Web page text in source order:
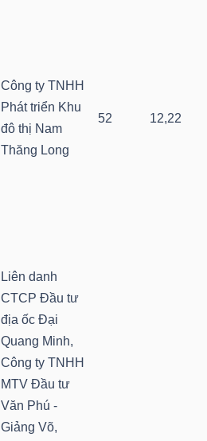
Công ty TNHH
Phát triển Khu
đô thị Nam
Thăng Long
52 12,22
Liên danh
CTCP Đầu tư
địa ốc Đại
Quang Minh,
Công ty TNHH
MTV Đầu tư
Văn Phú -
Giảng Võ,